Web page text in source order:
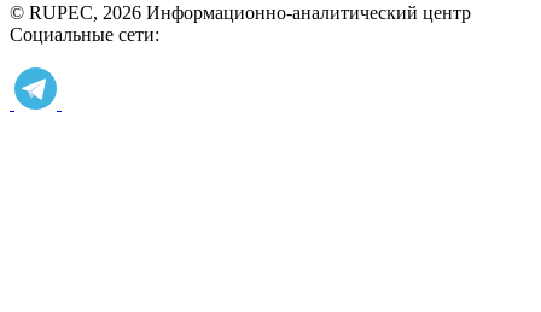
© RUPEC, 2026 Информационно-аналитический центр
Социальные сети: